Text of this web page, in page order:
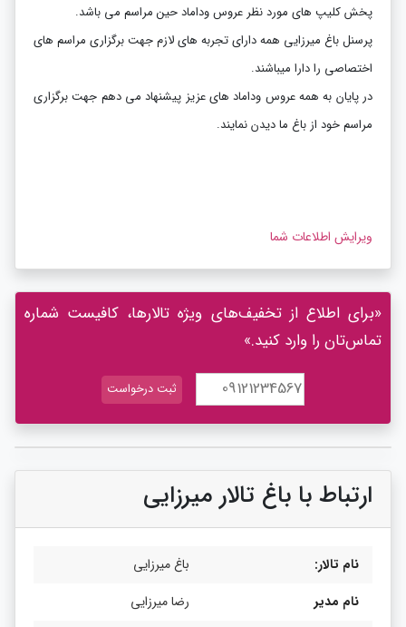
پخش کلیپ های مورد نظر عروس وداماد حین مراسم می باشد.
پرسنل باغ میرزایی همه دارای تجربه های لازم جهت برگزاری مراسم های
اختصاصی را دارا میباشند.
در پایان به همه عروس وداماد های عزیز پیشنهاد می دهم جهت برگزاری
مراسم خود از باغ ما دیدن نمایند.
ویرایش اطلاعات شما
«برای اطلاع از تخفیف‌های ویژه تالارها، کافیست شماره
تماس‌تان را وارد کنید.»
ارتباط با باغ تالار میرزایی
نام تالار:
باغ میرزایی
نام مدیر
رضا میرزایی